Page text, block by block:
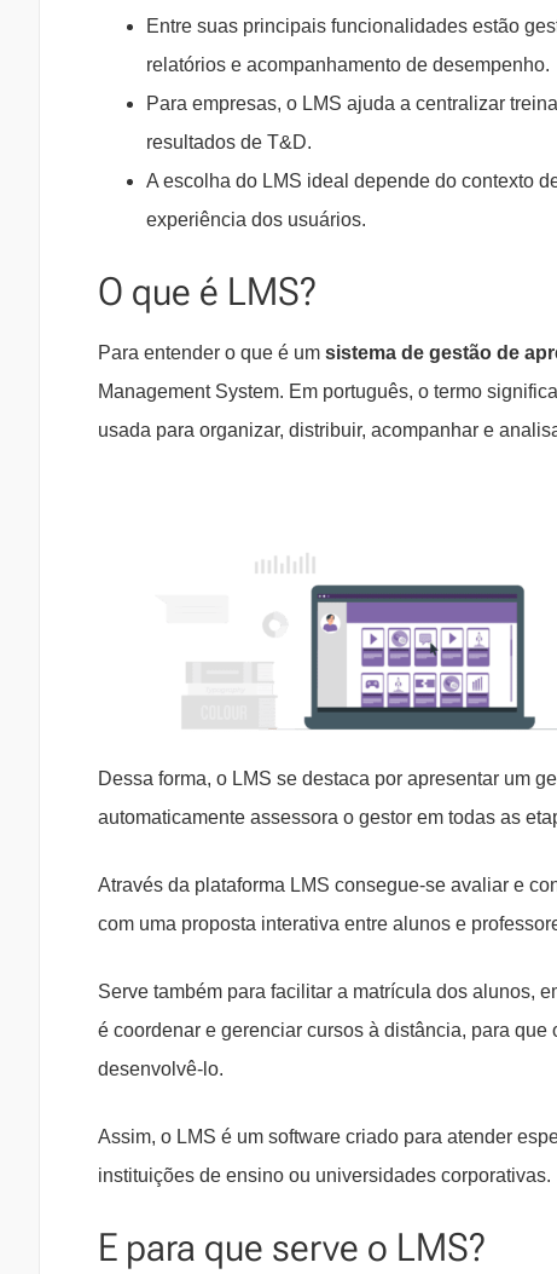
Entre suas principais funcionalidades estão
relatórios e acompanhamento de desempenho.
Para empresas, o LMS ajuda a centralizar
resultados de T&D.
A escolha do LMS ideal depende do contexto
experiência dos usuários.
O que é LMS?
Para entender o que é um sistema de gestão de
Management System. Em português, o termo
usada para organizar, distribuir, acompanhar e
Dessa forma, o LMS se destaca por apresentar um
automaticamente assessora o gestor em todas as
Através da plataforma LMS consegue-se avaliar e
com uma proposta interativa entre alunos e
Serve também para facilitar a matrícula dos alunos,
é coordenar e gerenciar cursos à distância, para
desenvolvê-lo.
Assim, o LMS é um software criado para atender
instituições de ensino ou universidades corporativas.
E para que serve o LMS?